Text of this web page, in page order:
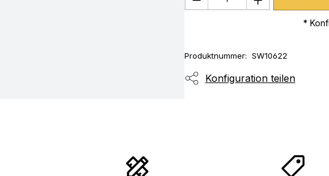
*
Produktnummer: SW10622
Konfiguration teilen